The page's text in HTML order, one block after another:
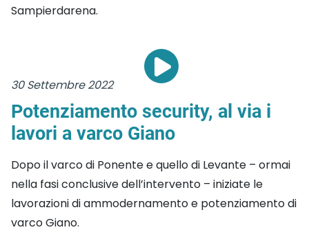
Sampierdarena.
30 Settembre 2022
Potenziamento security, al via i
lavori a varco Giano
Dopo il varco di Ponente e quello di Levante – ormai
nella fasi conclusive dell’intervento – iniziate le
lavorazioni di ammodernamento e potenziamento di
varco Giano.